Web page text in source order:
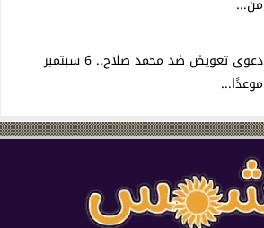
من...
دعوى تعويض ضد محمد صلاح.. 6 سبتمبر
موعدًا...